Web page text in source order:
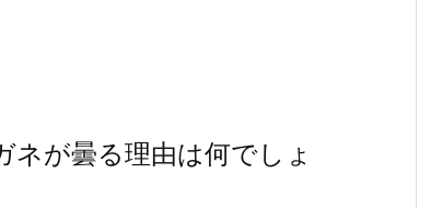
が曇る理由は何でしょ